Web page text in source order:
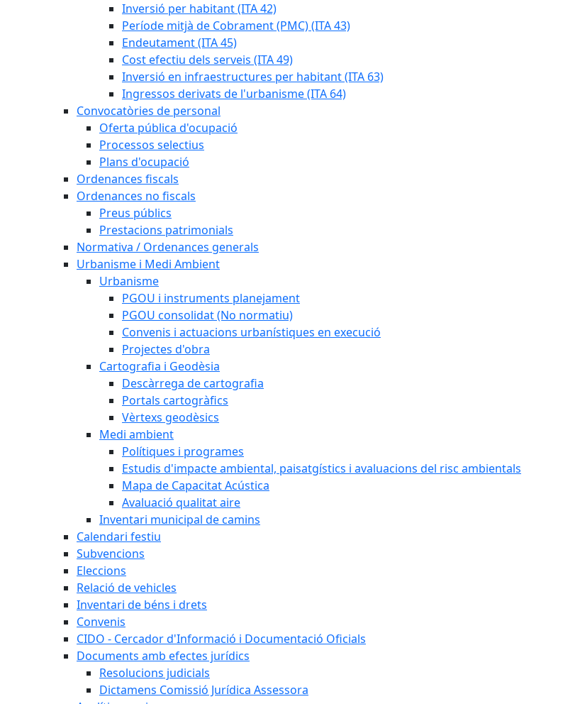
Inversió per habitant (ITA 42)
Període mitjà de Cobrament (PMC) (ITA 43)
Endeutament (ITA 45)
Cost efectiu dels serveis (ITA 49)
Inversió en infraestructures per habitant (ITA 63)
Ingressos derivats de l'urbanisme (ITA 64)
Convocatòries de personal
Oferta pública d'ocupació
Processos selectius
Plans d'ocupació
Ordenances fiscals
Ordenances no fiscals
Preus públics
Prestacions patrimonials
Normativa / Ordenances generals
Urbanisme i Medi Ambient
Urbanisme
PGOU i instruments planejament
PGOU consolidat (No normatiu)
Convenis i actuacions urbanístiques en execució
Projectes d'obra
Cartografia i Geodèsia
Descàrrega de cartografia
Portals cartogràfics
Vèrtexs geodèsics
Medi ambient
Polítiques i programes
Estudis d'impacte ambiental, paisatgístics i avaluacions del risc ambientals
Mapa de Capacitat Acústica
Avaluació qualitat aire
Inventari municipal de camins
Calendari festiu
Subvencions
Eleccions
Relació de vehicles
Inventari de béns i drets
Convenis
CIDO - Cercador d'Informació i Documentació Oficials
Documents amb efectes jurídics
Resolucions judicials
Dictamens Comissió Jurídica Assessora